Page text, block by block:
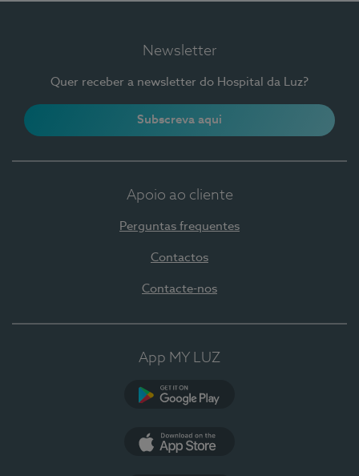
Newsletter
Quer receber a newsletter do Hospital da Luz?
Subscreva aqui
Apoio ao cliente
Perguntas frequentes
Contactos
Contacte-nos
App MY LUZ